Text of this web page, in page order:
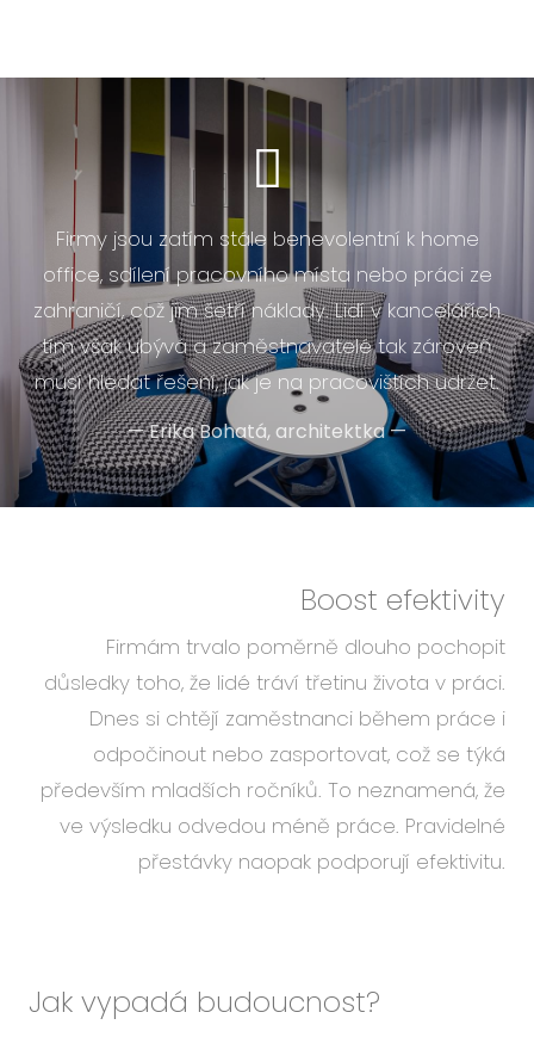
Firmy jsou zatím stále benevolentní k home
office, sdílení pracovního místa nebo práci ze
zahraničí, což jim šetří náklady. Lidí v kancelářích
tím však ubývá a zaměstnavatelé tak zároveň
musí hledat řešení, jak je na pracovištích udržet.
—Erika Bohatá, architektka—
Boost efektivity
Firmám trvalo poměrně dlouho pochopit
důsledky toho, že lidé tráví třetinu života v práci.
Dnes si chtějí zaměstnanci během práce i
odpočinout nebo zasportovat, což se týká
především mladších ročníků. To neznamená, že
ve výsledku odvedou méně práce. Pravidelné
přestávky naopak podporují efektivitu.
Jak vypadá budoucnost?